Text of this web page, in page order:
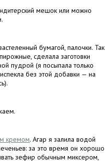
мешок или можно
бумагой, палочки. Так
сделала заготовки
пудрой (я посыпала только
без этой добавки — на
кремом. Агар я залила водой
за это время он хорошо
зефир обычным миксером,